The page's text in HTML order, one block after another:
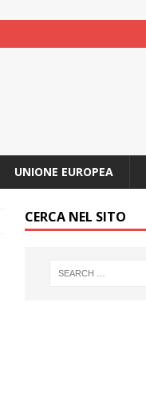
UNIONE EUROPEA
CERCA NEL SITO